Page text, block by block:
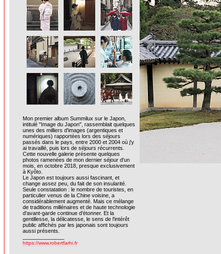
Mon premier album Summilux sur le Japon,
intitulé "Image du Japon", rassemblait quelques
unes des milliers d'images (argentiques et
numériques) rapportées lors des séjours
passés dans le pays, entre 2000 et 2004 où j'y
ai travaillé, puis lors de séjours récurrents.
Cette nouvelle galerie présente quelques
photos ramenées de mon dernier séjour d'un
mois, en octobre 2018, presque exclusivement
à Kyôto.
Le Japon est toujours aussi fascinant, et
change assez peu, du fait de son insularité.
Seule constatation : le nombre de touristes, en
particulier venus de la Chine voisine, a
considérablement augmenté. Mais ce mélange
de traditions millénaires et de haute technologie
d'avant-garde continue d'étonner. Et la
gentillesse, la délicatesse, le sens de l'intérêt
public affichés par les japonais sont toujours
aussi présents.
https://www.robertfarhi.fr